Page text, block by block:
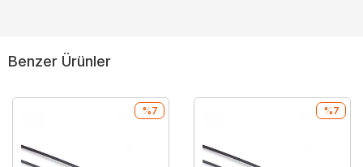
Benzer Ürünler
%7 %7